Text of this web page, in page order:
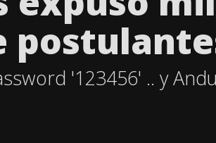
'123456' .. y